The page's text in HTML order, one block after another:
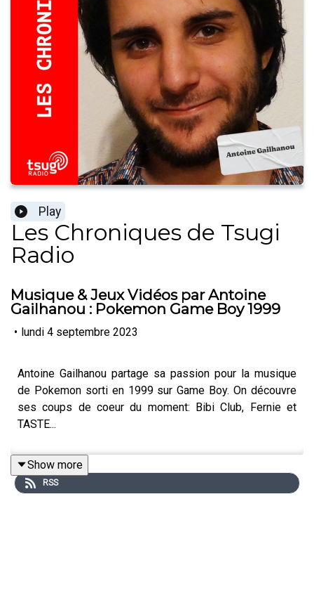
Play
Les Chroniques de Tsugi
Radio
Musique & Jeux Vidéos par Antoine
Gailhanou : Pokemon Game Boy 1999
• lundi 4 septembre 2023
Antoine Gailhanou partage sa passion pour la musique
de Pokemon sorti en 1999 sur Game Boy. On découvre
ses coups de coeur du moment: Bibi Club, Fernie et
TASTE...
Show more
RSS